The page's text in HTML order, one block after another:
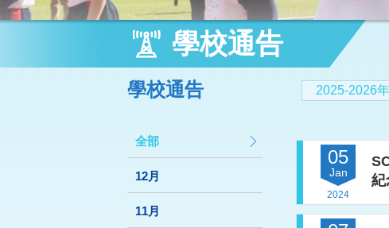
學校通告
2025-2026
學校通告
全部
12月
11月
05
Jan
2024
紀